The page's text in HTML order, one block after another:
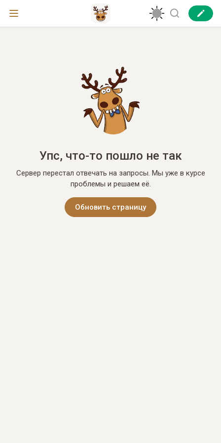
Упс, что-то пошло не так
Сервер перестал отвечать на запросы. Мы уже в курсе
проблемы и решаем её.
Обновить страницу